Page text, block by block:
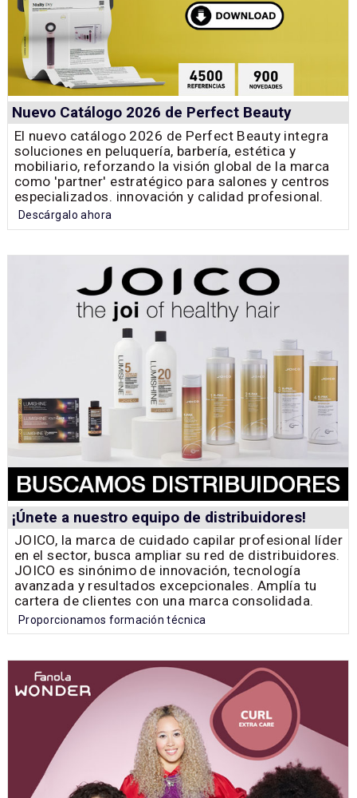
Nuevo Catálogo 2026 de Perfect Beauty
El nuevo catálogo 2026 de Perfect Beauty integra
soluciones en peluquería, barbería, estética y
mobiliario, reforzando la visión global de la marca
como 'partner' estratégico para salones y centros
especializados. innovación y calidad profesional.
Descárgalo ahora
¡Únete a nuestro equipo de distribuidores!
JOICO, la marca de cuidado capilar profesional líder
en el sector, busca ampliar su red de distribuidores.
JOICO es sinónimo de innovación, tecnología
avanzada y resultados excepcionales. Amplía tu
cartera de clientes con una marca consolidada.
Proporcionamos formación técnica